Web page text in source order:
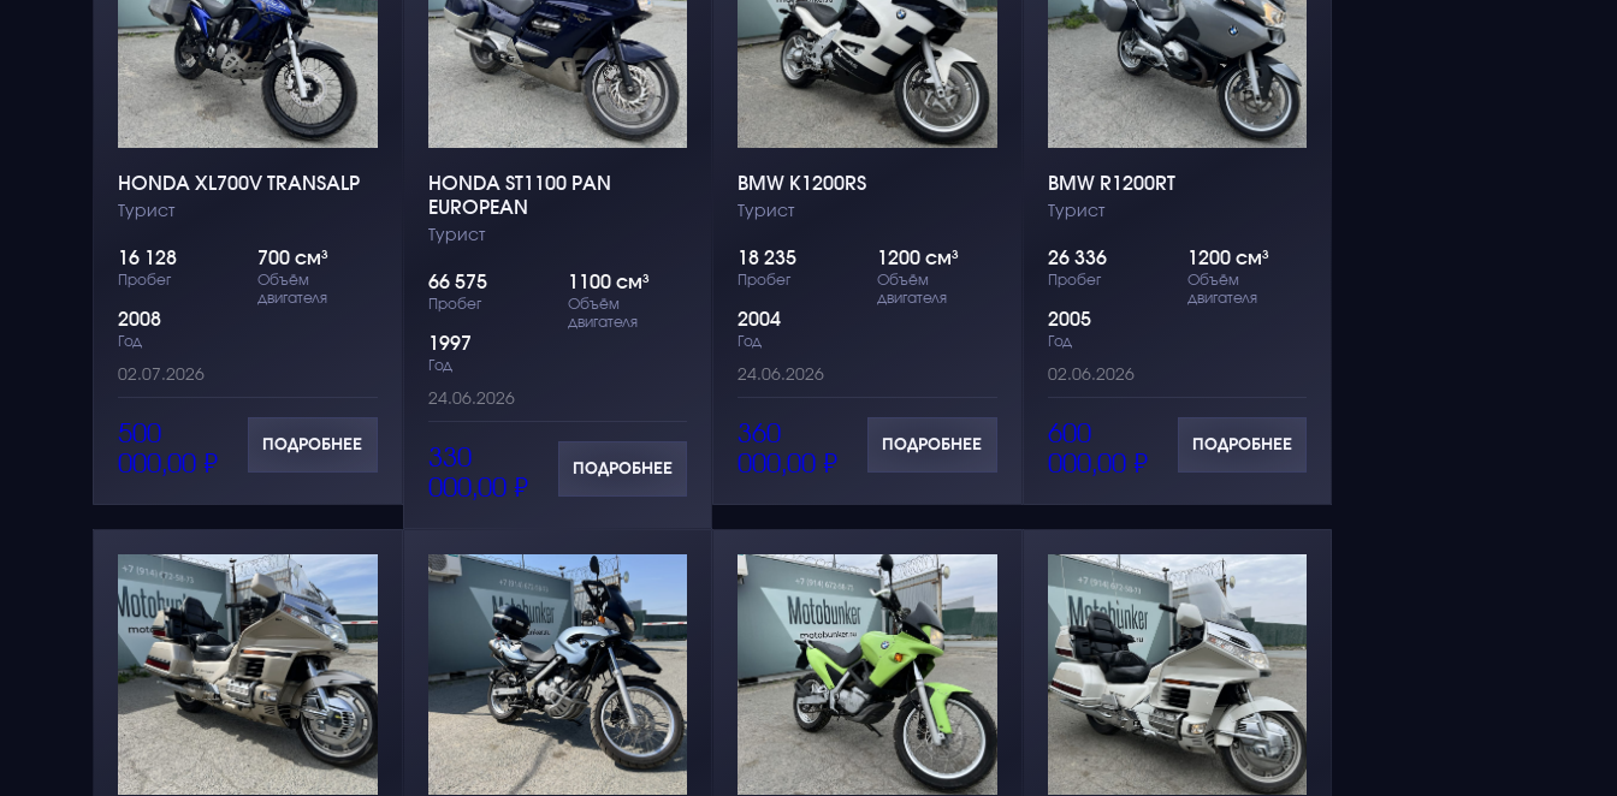
HONDA XL700V TRANSALP
Турист
16 128
Пробег
700 см³
Объём
двигателя
2008
Год
02.07.2026
500
000,00 ₽
ПОДРОБНЕЕ
HONDA ST1100 PAN
EUROPEAN
Турист
66 575
Пробег
1100 см³
Объём
двигателя
1997
Год
24.06.2026
330
000,00 ₽
ПОДРОБНЕЕ
BMW K1200RS
Турист
18 235
Пробег
1200 см³
Объём
двигателя
2004
Год
24.06.2026
360
000,00 ₽
ПОДРОБНЕЕ
BMW R1200RT
Турист
26 336
Пробег
1200 см³
Объём
двигателя
2005
Год
02.06.2026
600
000,00 ₽
ПОДРОБНЕЕ